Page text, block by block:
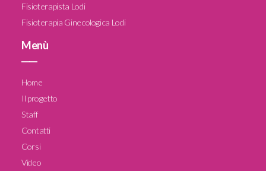
Fisioterapista Lodi
Fisioterapia Ginecologica Lodi
Menù
Home
Il progetto
Staff
Contatti
Corsi
Video